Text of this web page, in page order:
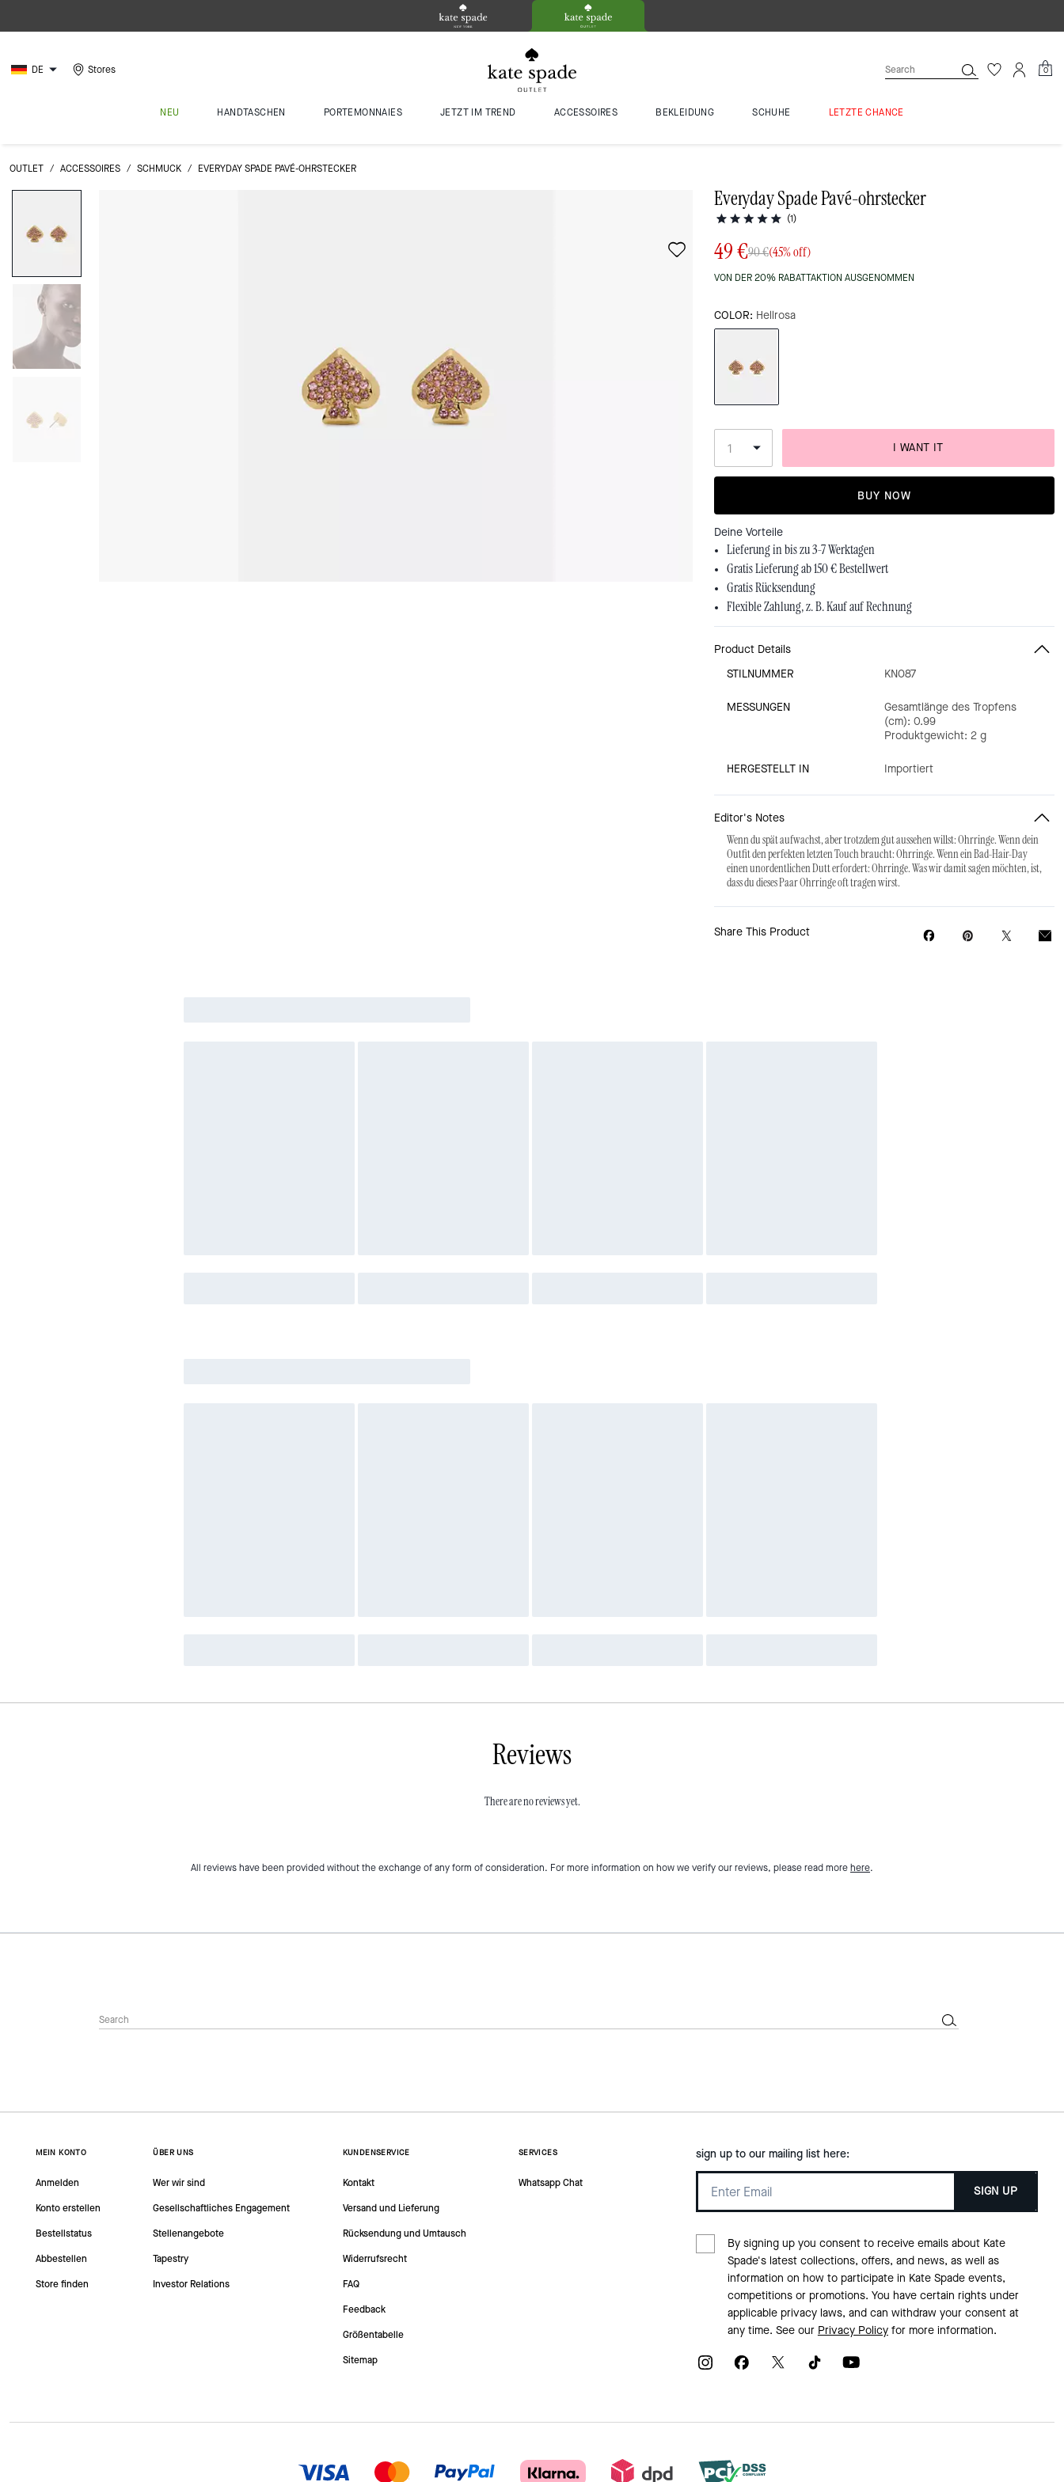
DE Stores 0
NEU HANDTASCHEN PORTEMONNAIES JETZT IM TREND ACCESSOIRES BEKLEIDUNG SCHUHE LETZTE CHANCE
OUTLET / ACCESSOIRES / SCHMUCK / EVERYDAY SPADE PAVÉ-OHRSTECKER
Everyday Spade Pavé-ohrstecker
(1)
49 €90 €(45% off)
VON DER 20% RABATTAKTION AUSGENOMMEN
COLOR: Hellrosa
I WANT IT
BUY NOW
Deine Vorteile
Lieferung in bis zu 3-7 Werktagen
Gratis Lieferung ab 150 € Bestellwert
Gratis Rücksendung
Flexible Zahlung, z. B. Kauf auf Rechnung
Product Details
STILNUMMER
KN087
MESSUNGEN
Gesamtlänge des Tropfens
(cm): 0.99
Produktgewicht: 2 g
HERGESTELLT IN Importiert
Editor's Notes
Wenn du spät aufwachst, aber trotzdem gut aussehen willst: Ohrringe. Wenn dein
Outfit den perfekten letzten Touch braucht: Ohrringe. Wenn ein Bad-Hair-Day
einen unordentlichen Dutt erfordert: Ohrringe. Was wir damit sagen möchten, ist,
dass du dieses Paar Ohrringe oft tragen wirst.
Share This Product
Reviews
There are no reviews yet.
All reviews have been provided without the exchange of any form of consideration. For more information on how we verify our reviews, please read morehere.
MEIN KONTO
Anmelden
Konto erstellen
Bestellstatus
Abbestellen
Store finden
ÜBER UNS
Wer wir sind
Gesellschaftliches Engagement
Stellenangebote
Tapestry
Investor Relations
KUNDENSERVICE
Kontakt
Versand und Lieferung
Rücksendung und Umtausch
Widerrufsrecht
FAQ
Feedback
Größentabelle
Sitemap
SERVICES
Whatsapp Chat
sign up to our mailing list here:
SIGN UP
By signing up you consent to receive emails about Kate
Spade's latest collections, offers, and news, as well as
information on how to participate in Kate Spade events,
competitions or promotions. You have certain rights under
applicable privacy laws, and can withdraw your consent at
any time. See our Privacy Policyfor more information.